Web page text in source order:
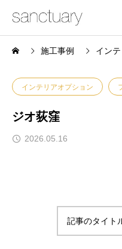
施工事例 イン
インテリアオプション
ジオ荻窪
2026.05.16
記事のタイト